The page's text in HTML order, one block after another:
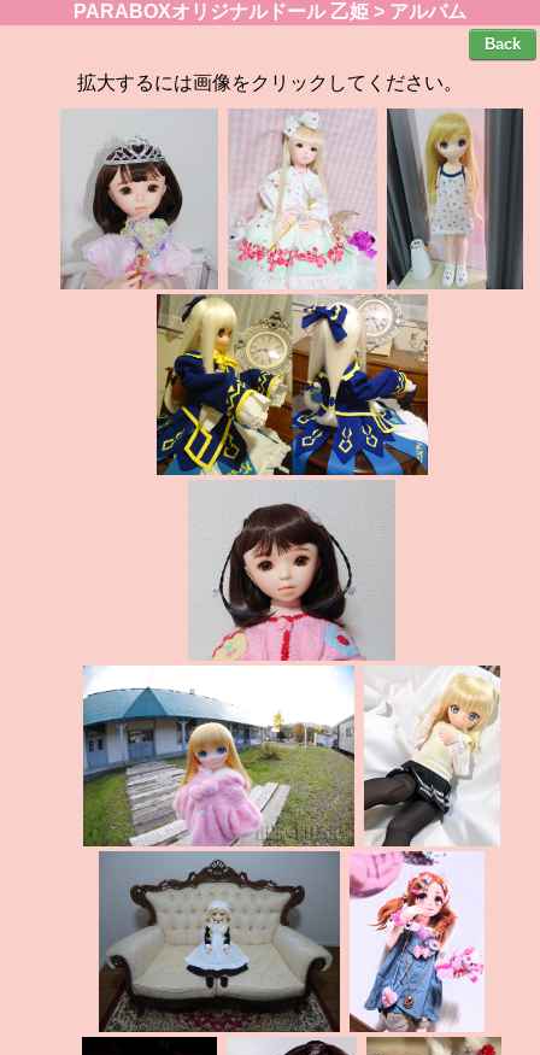
PARABOXオリジナルドール 乙姫 > アルバム
拡大するには画像をクリックしてください。